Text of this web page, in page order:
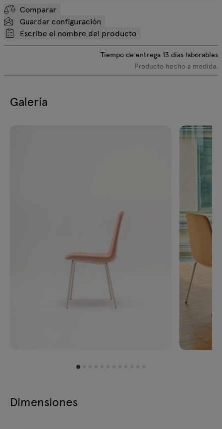
Comparar
Guardar configuración
Escribe el nombre del producto
Tiempo de entrega 13 días laborables
Producto hecho a medida.
Galería
Dimensiones